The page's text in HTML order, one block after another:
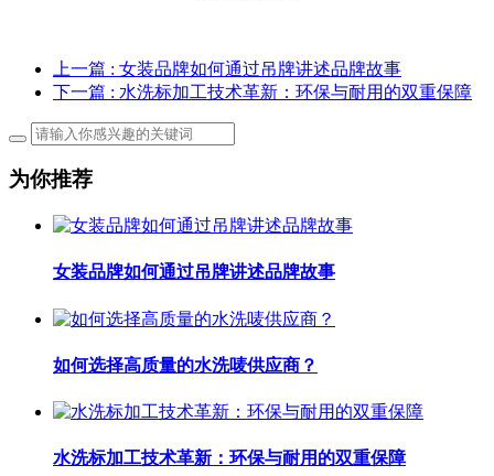
上一篇 : 女装品牌如何通过吊牌讲述品牌故事
下一篇 : 水洗标加工技术革新：环保与耐用的双重保障
为你推荐
女装品牌如何通过吊牌讲述品牌故事
如何选择高质量的水洗唛供应商？
水洗标加工技术革新：环保与耐用的双重保障